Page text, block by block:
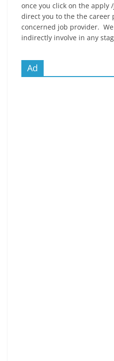
once you click on the apply
direct you to the the career
concerned job provider.
indirectly involve in any
Ad